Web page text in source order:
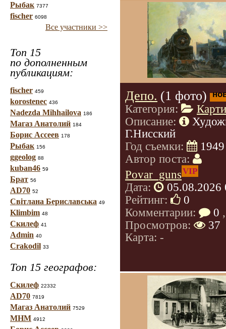
Рыбак 7377
fischer 6098
Все участники >>
Топ 15
по дополненным
публикациям:
fischer 459
korostenec 436
Nadezda Mihhailova 186
Магаз Анатолий 184
Борис Ассеев 178
Рыбак 156
ggeolog 88
kuban46 59
Брат 56
AD70 52
Світлана Бериславська 49
Klimbim 48
Скилеф 41
Admin 40
Crakodil 33
Топ 15 географов:
Скилеф 22332
AD70 7819
Магаз Анатолий 7529
МНМ 4912
Депо. (1 фото)
Категория:
Описание:
Г.Нисский
Год съемки:
1949
Автор поста:
Povar_gunsVIP
Дата:
05.08.2026
Рейтинг:
0
Комментарии:
0 ,
Просмотров:
37
Карта: -